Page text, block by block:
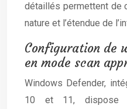
détaillés permettent de
nature et l’étendue de
Configuration de
en mode scan
Windows Defender,
10 et 11, dispose